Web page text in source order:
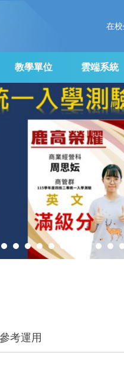
教學單位 雲端系統
在校
考運用